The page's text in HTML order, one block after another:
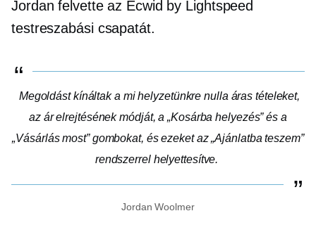
Jordan felvette az Ecwid by Lightspeed
testreszabási csapatát.
Megoldást kínáltak a mi helyzetünkrenulla áras tételeket,
az ár elrejtésének módját, a „Kosárba helyezés” és a
„Vásárlás most” gombokat, és ezeket az „Ajánlatba teszem”
rendszerrel helyettesítve.
Jordan Woolmer